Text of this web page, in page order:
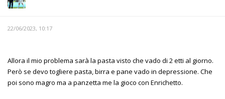
22/06/2023, 10:17
Allora il mio problema sarà la pasta visto che vado di 2 etti al giorno.
Però se devo togliere pasta, birra e pane vado in depressione. Che
poi sono magro ma a panzetta me la gioco con Enrichetto.